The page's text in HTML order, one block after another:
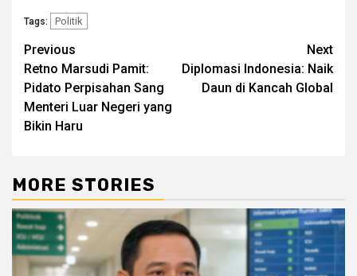
Tags: Politik
Post
navigation
Previous
Retno Marsudi Pamit:
Pidato Perpisahan Sang
Menteri Luar Negeri yang
Bikin Haru
Next
Diplomasi Indonesia: Naik
Daun di Kancah Global
MORE STORIES